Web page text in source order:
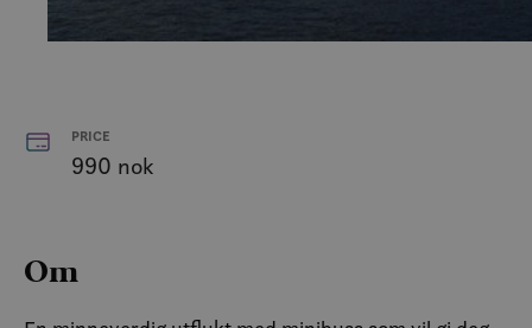
PRICE
990 nok
Om